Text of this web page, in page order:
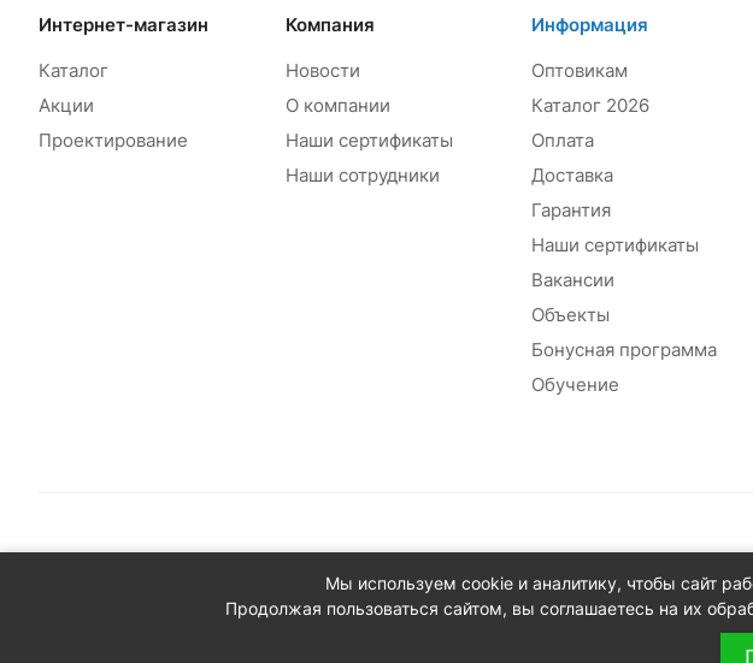
Интернет-магазин
Каталог
Акции
Проектирование
Компания
Новости
О компании
Наши сертификаты
Наши сотрудники
Информация
Оптовикам
Каталог 2026
Оплата
Доставка
Гарантия
Наши сертификаты
Вакансии
Объекты
Бонусная программа
Обучение
© 2026 Сантехплюс: Интернет-магазин отопления, водоснабжения
Юридический адрес: 390023, г. Рязань, проезд Яблочкова, д.8Ж
ИНН/КПП: 6230087631/623001001
Мы используем cookie и аналитику, чтобы сайт
Продолжая пользоваться сайтом, вы соглашаетесь на их